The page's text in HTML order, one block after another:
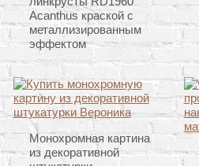
Acanthus краской с
металлизированным
эффектом
Монохромная картина
из декоративной